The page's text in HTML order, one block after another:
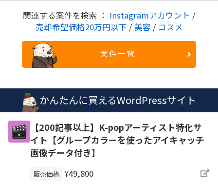
関連する案件を検索 ： Instagramアカウント /
売却希望価格20万円以下 / 美容 / コスメ
案件一覧
かんたんに買えるWordPressサイト
【200記事以上】K-popアーティスト特化サ
イト【グループカラーを使ったアイキャッチ
画像データ付き】
販売価格 ¥49,800